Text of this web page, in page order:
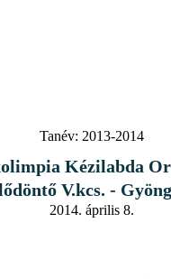
Tanév: 2013-2014
Kézilabda
V.kcs. -
2014. április 8.